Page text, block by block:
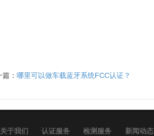
篇：哪里可以做车载蓝牙系统FCC认证？
关于我们
认证服务
检测服务
新闻动态